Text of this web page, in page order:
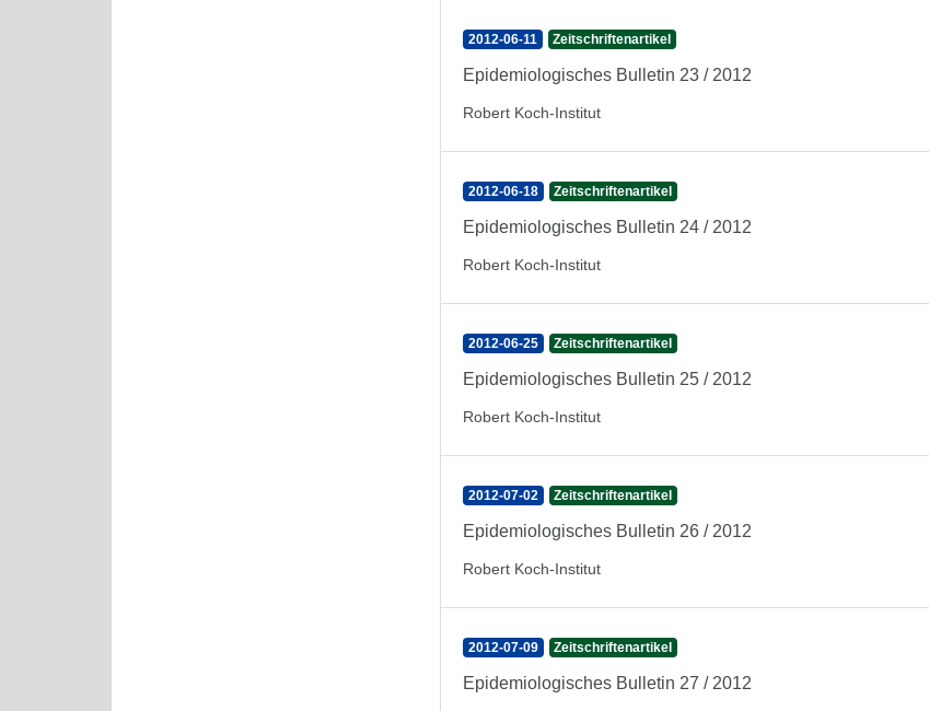
2012-06-11 Zeitschriftenartikel
Epidemiologisches Bulletin 23 / 2012
Robert Koch-Institut
2012-06-18 Zeitschriftenartikel
Epidemiologisches Bulletin 24 / 2012
Robert Koch-Institut
2012-06-25 Zeitschriftenartikel
Epidemiologisches Bulletin 25 / 2012
Robert Koch-Institut
2012-07-02 Zeitschriftenartikel
Epidemiologisches Bulletin 26 / 2012
Robert Koch-Institut
2012-07-09 Zeitschriftenartikel
Epidemiologisches Bulletin 27 / 2012